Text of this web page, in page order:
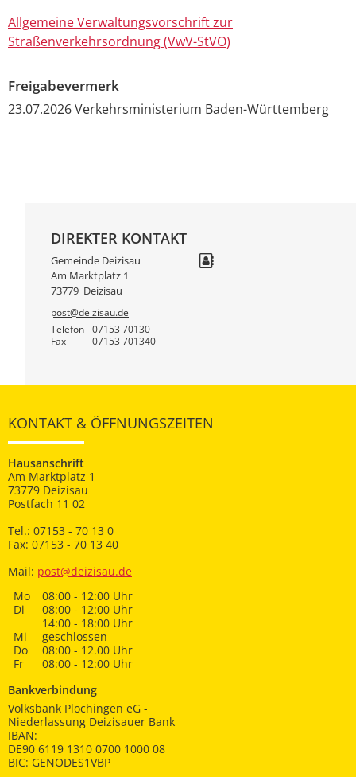
Allgemeine Verwaltungsvorschrift zur
Straßenverkehrsordnung (VwV-StVO)
Freigabevermerk
23.07.2026 Verkehrsministerium Baden-Württemberg
DIREKTER KONTAKT
Gemeinde Deizisau
Am Marktplatz 1
73779 Deizisau
post@deizisau.de
Telefon
07153 70130
Fax 07153 701340
KONTAKT & ÖFFNUNGSZEITEN
Hausanschrift
Am Marktplatz 1
73779 Deizisau
Postfach 11 02
Tel.: 07153 - 70 13 0
Fax: 07153 - 70 13 40
Mail: post@deizisau.de
Mo
08:00 - 12:00 Uhr
Di
08:00 - 12:00 Uhr
14:00 - 18:00 Uhr
Mi
geschlossen
Do
08:00 - 12.00 Uhr
Fr
08:00 - 12:00 Uhr
Bankverbindung
Volksbank Plochingen eG -
Niederlassung Deizisauer Bank
IBAN:
DE90 6119 1310 0700 1000 08
BIC: GENODES1VBP